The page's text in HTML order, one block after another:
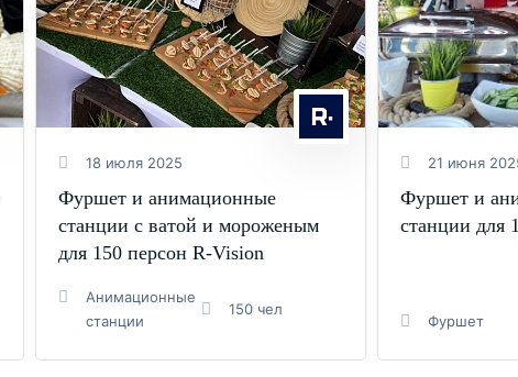
18 июля 2025
Фуршет и анимационные
станции с ватой и мороженым
для 150 персон R-Vision
Анимационные
станции
150 чел
21 июня
Фуршет и
станции для
Фуршет